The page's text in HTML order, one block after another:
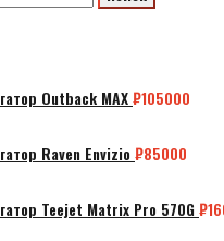
Outback MAX₽105000
Raven Envizio ₽85000
Teejet Matrix Pro 570G ₽